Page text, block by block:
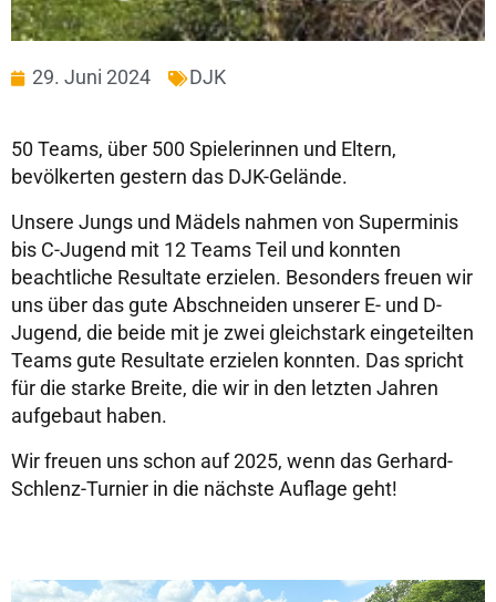
29. Juni 2024 DJK
50 Teams, über 500 Spielerinnen und Eltern,
bevölkerten gestern das DJK-Gelände.
Unsere Jungs und Mädels nahmen von Superminis
bis C-Jugend mit 12 Teams Teil und konnten
beachtliche Resultate erzielen. Besonders freuen wir
uns über das gute Abschneiden unserer E- und D-
Jugend, die beide mit je zwei gleichstark eingeteilten
Teams gute Resultate erzielen konnten. Das spricht
für die starke Breite, die wir in den letzten Jahren
aufgebaut haben.
Wir freuen uns schon auf 2025, wenn das Gerhard-
Schlenz-Turnier in die nächste Auflage geht!